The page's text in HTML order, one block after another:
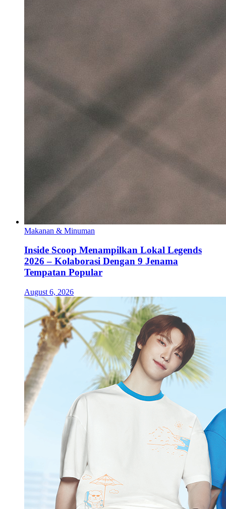
Makanan & Minuman
Inside Scoop Menampilkan Lokal Legends
2026 – Kolaborasi Dengan 9 Jenama
Tempatan Popular
August 6, 2026